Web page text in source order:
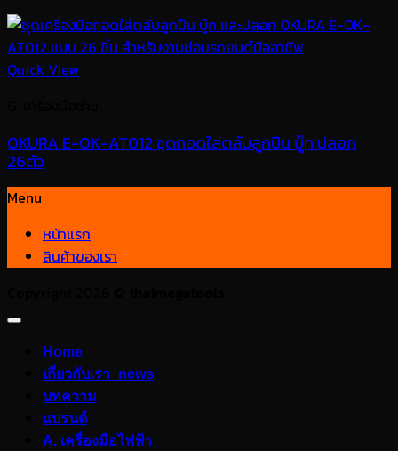
Quick View
OKURA E-OK-AT012 ชุดถอดใส่ตลับลูกปืน บู๊ท ปลอก
26ตัว
Menu
หน้าแรก
สินค้าของเรา
Home
เกี่ยวกับเรา_news
บทความ
แบรนด์
A. เครื่องมือไฟฟ้า